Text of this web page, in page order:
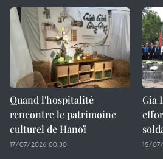
Quand l'hospitalité
rencontre le patrimoine
culturel de Hanoï
17/07/2026 00:30
Gia
15/